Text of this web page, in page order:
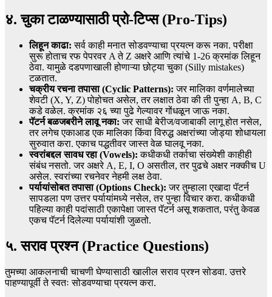
४. चुका टाळण्यासाठी प्रो-टिप्स (Pro-Tips)
लिहून काढा: सर्व काही मनात सोडवण्याचा प्रयत्न करू नका. परीक्षा
सुरू होताच रफ पेपरवर A ते Z अक्षरे आणि त्यांचे 1-26 क्रमांक लिहून
ठेवा. यामुळे दडपणाखाली होणाऱ्या छोट्या चुका (Silly mistakes)
टळतात.
चक्रीय रचना तपासा (Cyclic Patterns): जर मालिका वर्णमालेच्या
शेवटी (X, Y, Z) पोहोचत असेल, तर लक्षात ठेवा की ती पुन्हा A, B, C
कडे वळेल. क्रमांक २६ च्या पुढे गेल्यावर गोंधळून जाऊ नका.
पॅटर्न बळजबरीने लावू नका: जर साधी बेरीज/वजाबाकी लागू होत नसेल,
तर लगेच एकाआड एक मालिका किंवा विरुद्ध अक्षरांच्या जोड्या शोधायला
सुरुवात करा. एकाच पद्धतीवर जास्त वेळ घालवू नका.
स्वरांबद्दल सावध रहा (Vowels): कधीकधी तर्काचा संख्येशी काहीही
संबंध नसतो. जर अक्षरे A, E, I, O असतील, तर पुढचे अक्षर नक्कीच U
असेल. स्वरांच्या रचनेवर नेहमी लक्ष ठेवा.
पर्यायांसोबत तपासा (Options Check): जर तुम्हाला एखादा पॅटर्न
सापडला पण उत्तर पर्यायांमध्ये नसेल, तर पुन्हा विचार करा. कधीकधी
पहिल्या काही पदांसाठी एकापेक्षा जास्त पॅटर्न असू शकतात, परंतु केवळ
एकच पॅटर्न दिलेल्या पर्यायांशी जुळतो.
५. सराव प्रश्न (Practice Questions)
तुमच्या आकलनाची चाचणी घेण्यासाठी खालील सराव प्रश्न सोडवा. उत्तरे
पाहण्यापूर्वी ते स्वतः सोडवण्याचा प्रयत्न करा.